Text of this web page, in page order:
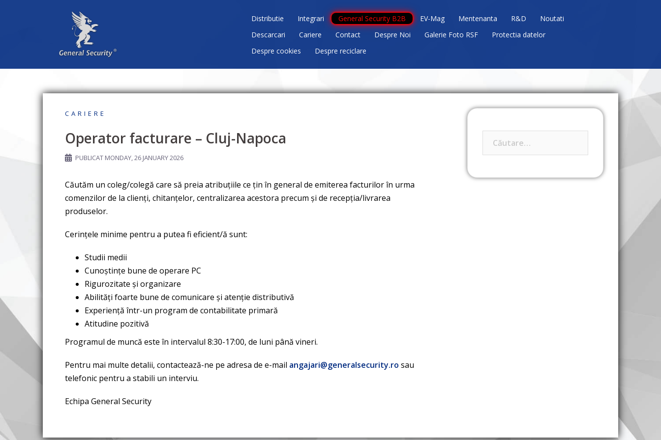
Distributie Integrari General Security B2B EV-Mag Mentenanta R&D
Noutati
Descarcari
Cariere Contact Despre Noi Galerie Foto RSF
Protectia datelor
Despre cookies
Despre reciclare
CARIERE
Operator facturare – Cluj-Napoca
PUBLICAT MONDAY, 26 JANUARY 2026
Căutăm un coleg/colegă care să preia atribuțiile ce țin în general de emiterea facturilor în urma
comenzilor de la clienți, chitanțelor, centralizarea acestora precum și de recepția/livrarea
produselor.
Cerințele minime pentru a putea fi eficient/ă sunt:
Studii medii
Cunoștințe bune de operare PC
Rigurozitate și organizare
Abilități foarte bune de comunicare și atenție distributivă
Experiență într-un program de contabilitate primară
Atitudine pozitivă
Programul de muncă este în intervalul 8:30-17:00, de luni până vineri.
Pentru mai multe detalii, contactează-ne pe adresa de e-mail angajari@generalsecurity.ro sau
telefonic pentru a stabili un interviu.
Echipa General Security